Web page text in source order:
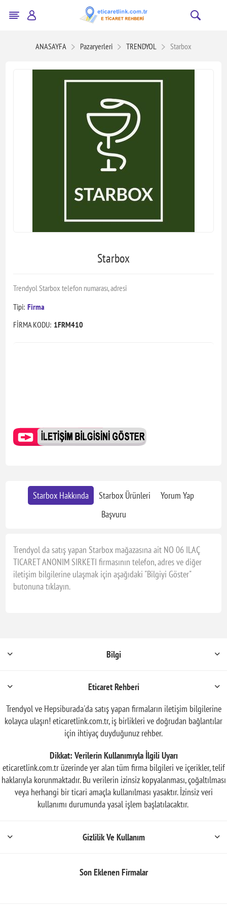
ANASAYFA Pazaryerleri TRENDYOL Starbox
Starbox
Trendyol Starbox telefon numarası, adresi
Tipi: Firma
FİRMA KODU: 1FRM410
Starbox Hakkında Starbox Ürünleri
Yorum Yap
Başvuru
Trendyol da satış yapan Starbox mağazasına ait NO 06 ILAÇ
TICARET ANONIM SIRKETI firmasının telefon, adres ve diğer
iletişim bilgilerine ulaşmak için aşağıdaki "Bilgiyi Göster"
butonuna tıklayın.
Bilgi
Eticaret Rehberi
Trendyol ve Hepsiburada'da satış yapan firmaların iletişim bilgilerine
kolayca ulaşın! eticaretlink.com.tr, iş birlikleri ve doğrudan bağlantılar
için ihtiyaç duyduğunuz rehber.
Dikkat: Verilerin Kullanımıyla İlgili Uyarı
eticaretlink.com.tr üzerinde yer alan tüm firma bilgileri ve içerikler, telif
haklarıyla korunmaktadır. Bu verilerin izinsiz kopyalanması, çoğaltılması
veya herhangi bir ticari amaçla kullanılması yasaktır. İzinsiz veri
kullanımı durumunda yasal işlem başlatılacaktır.
Gizlilik Ve Kullanım
Son Eklenen Firmalar